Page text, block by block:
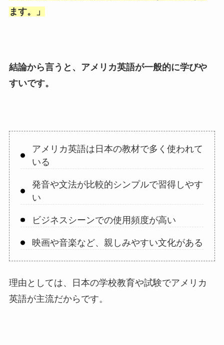
ます。
」
結論から言うと、アメリカ英語が一般的に学びや
すいです。
アメリカ英語は日本の教材で多く使われて
いる
発音や文法が比較的シンプルで習得しやす
い
ビジネスシーンでの使用頻度が高い
映画や音楽など、親しみやすい文化がある
理由としては、日本の学校教育や試験でアメリカ
英語が主流だからです。